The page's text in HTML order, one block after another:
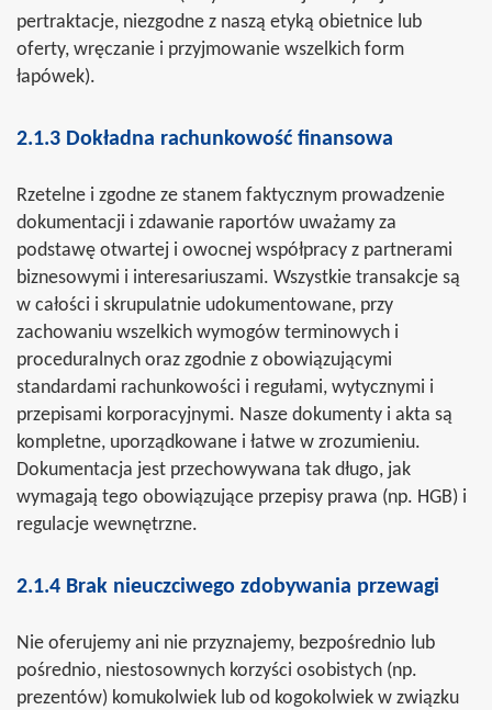
pertraktacje, niezgodne z naszą etyką obietnice lub
oferty, wręczanie i przyjmowanie wszelkich form
łapówek).
2.1.3 Dokładna rachunkowość finansowa
Rzetelne i zgodne ze stanem faktycznym prowadzenie
dokumentacji i zdawanie raportów uważamy za
podstawę otwartej i owocnej współpracy z partnerami
biznesowymi i interesariuszami. Wszystkie transakcje są
w całości i skrupulatnie udokumentowane, przy
zachowaniu wszelkich wymogów terminowych i
proceduralnych oraz zgodnie z obowiązującymi
standardami rachunkowości i regułami, wytycznymi i
przepisami korporacyjnymi. Nasze dokumenty i akta są
kompletne, uporządkowane i łatwe w zrozumieniu.
Dokumentacja jest przechowywana tak długo, jak
wymagają tego obowiązujące przepisy prawa (np. HGB) i
regulacje wewnętrzne.
2.1.4 Brak nieuczciwego zdobywania przewagi
Nie oferujemy ani nie przyznajemy, bezpośrednio lub
pośrednio, niestosownych korzyści osobistych (np.
prezentów) komukolwiek lub od kogokolwiek w związku